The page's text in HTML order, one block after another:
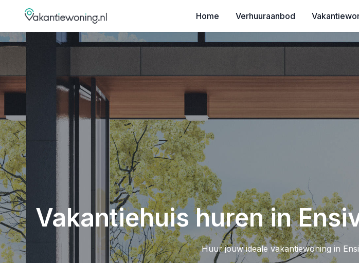
Home Verhuuraanbod
Vakantiehuis huren in
Huur jouw ideale vakantiewoning in